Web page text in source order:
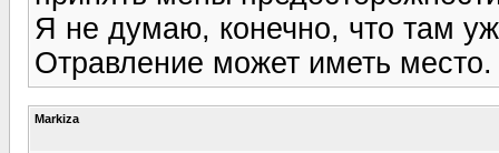
Я не думаю, конечно, что там
Отравление может иметь место.
Markiza